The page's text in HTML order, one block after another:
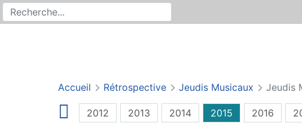
Recherche sur le site
Rechercher
Accueil Rétrospective Jeudis Musicaux Jeudis
2012 2013 2014 2015 2016